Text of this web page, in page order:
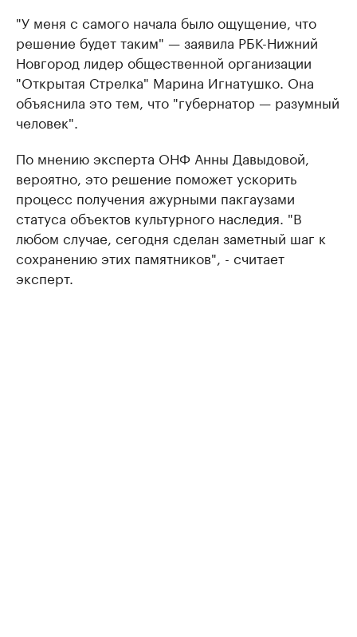
"У меня с самого начала было ощущение, что
решение будет таким" — заявила РБК-Нижний
Новгород лидер общественной организации
"Открытая Стрелка" Марина Игнатушко. Она
объяснила это тем, что "губернатор — разумный
человек".
По мнению эксперта ОНФ Анны Давыдовой,
вероятно, это решение поможет ускорить
процесс получения ажурными пакгаузами
статуса объектов культурного наследия. "В
любом случае, сегодня сделан заметный шаг к
сохранению этих памятников", - считает
эксперт.